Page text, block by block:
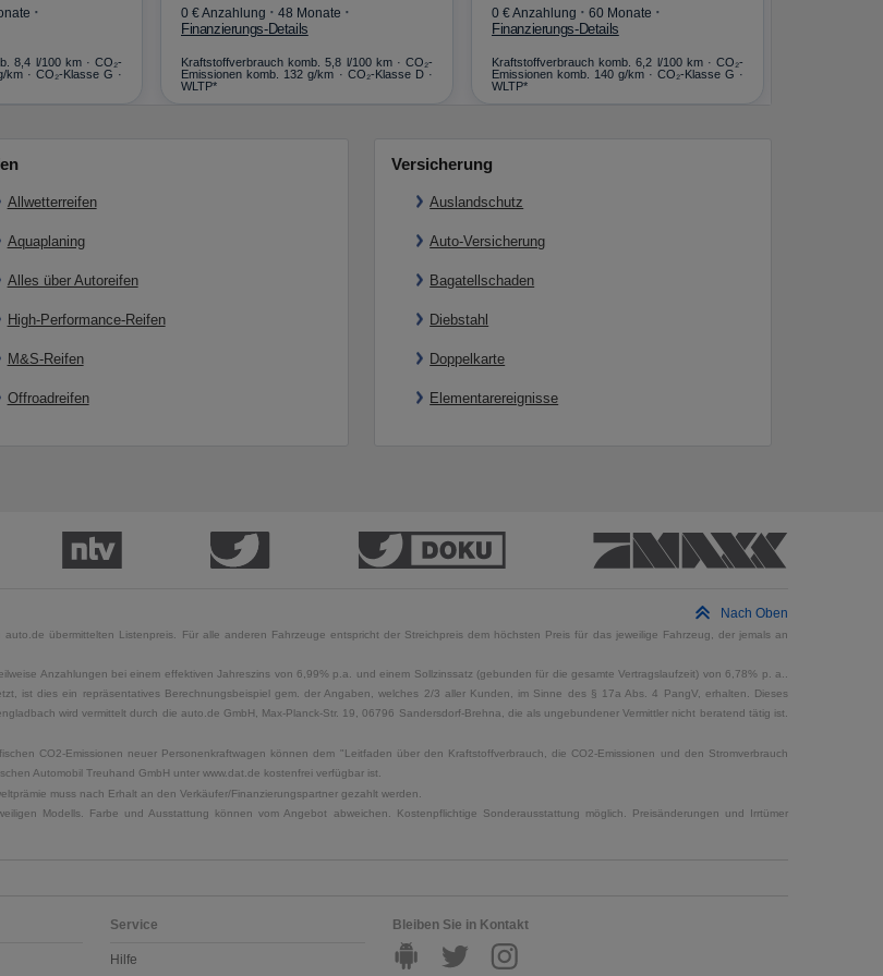
·
8,4 l/100 km · CO₂-
km · CO₂-Klasse G ·
0 € Anzahlung · 48 Monate ·
Finanzierungs-Details
Kraftstoffverbrauch komb. 5,8 l/100 km · CO₂-
Emissionen komb. 132 g/km · CO₂-Klasse D ·
WLTP*
0 € Anzahlung · 60 Monate ·
Finanzierungs-Details
Kraftstoffverbrauch komb. 6,2 l/100 km · CO₂-
Emissionen komb. 140 g/km · CO₂-Klasse G ·
WLTP*
Allwetterreifen
Aquaplaning
Alles über Autoreifen
High-Performance-Reifen
M&S-Reifen
Offroadreifen
Versicherung
Auslandschutz
Auto-Versicherung
Bagatellschaden
Diebstahl
Doppelkarte
Elementarereignisse
Nach Oben
übermittelten Listenpreis. Für alle anderen Fahrzeuge entspricht der Streichpreis dem höchsten Preis für das jeweilige Fahrzeug, der jemals an
Anzahlungen bei einem effektiven Jahreszins von 6,99% p.a. und einem Sollzinssatz (gebunden für die gesamte Vertragslaufzeit) von 6,78% p. a..
ist dies ein repräsentatives Berechnungsbeispiel gem. der Angaben, welches 2/3 aller Kunden, im Sinne des § 17a Abs. 4 PangV, erhalten. Dieses
wird vermittelt durch die auto.de GmbH, Max-Planck-Str. 19, 06796 Sandersdorf-Brehna, die als ungebundener Vermittler nicht beratend tätig ist.
CO2-Emissionen neuer Personenkraftwagen können dem "Leitfaden über den Kraftstoffverbrauch, die CO2-Emissionen und den Stromverbrauch
Automobil Treuhand GmbH unter www.dat.de kostenfrei verfügbar ist.
muss nach Erhalt an den Verkäufer/Finanzierungspartner gezahlt werden.
Modells. Farbe und Ausstattung können vom Angebot abweichen. Kostenpflichtige Sonderausstattung möglich. Preisänderungen und Irrtümer
Service
Hilfe
Bleiben Sie in Kontakt